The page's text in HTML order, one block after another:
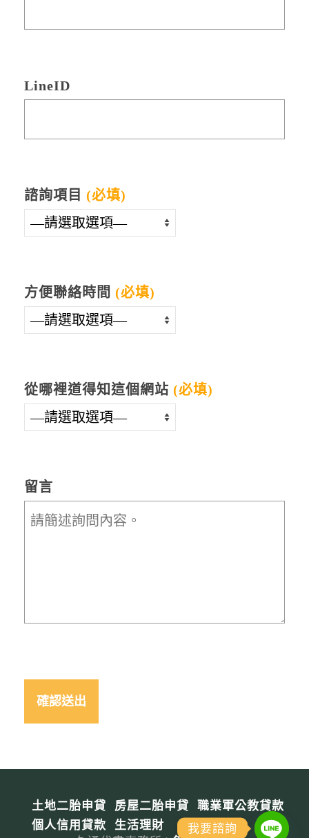
LineID
諮詢項目 (必填)
方便聯絡時間 (必填)
從哪裡道得知這個網站 (必填)
留言
土地二胎申貸 房屋二胎申貸
職業軍公教貸款
個人信用貸款
生活理財
我要諮詢